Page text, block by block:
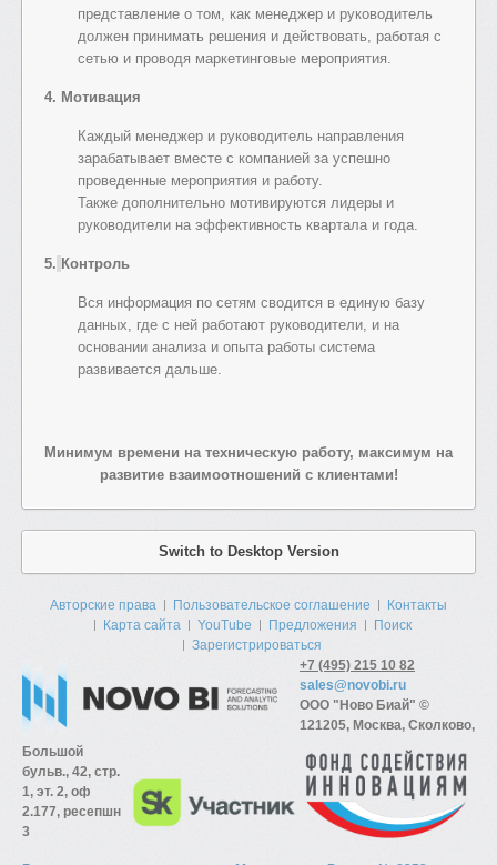
представление о том, как менеджер и руководитель
должен принимать решения и действовать, работая с
сетью и проводя маркетинговые мероприятия.
4. Мотивация
Каждый менеджер и руководитель направления
зарабатывает вместе с компанией за успешно
проведенные мероприятия и работу.
Также дополнительно мотивируются лидеры и
руководители на эффективность квартала и года.
5. Контроль
Вся информация по сетям сводится в единую базу
данных, где с ней работают руководители, и на
основании анализа и опыта работы система
развивается дальше.
Минимум времени на техническую работу, максимум на
развитие взаимоотношений с клиентами!
Switch to Desktop Version
Авторские права Пользовательское соглашение
Контакты
Карта сайта
YouTube Предложения
Поиск
Зарегистрироваться
+7 (495) 215 10 82
sales@novobi.ru
ООО "Ново Биай" ©
121205, Москва, Сколково,
Большой
бульв., 42, стр.
1, эт. 2, оф
2.177, ресепшн
3